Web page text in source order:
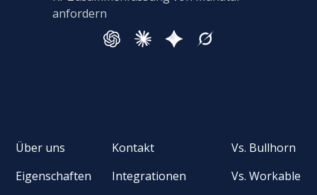
anfordern
Über uns
Eigenschaften
Kontakt
Integrationen
Vs. Bullhorn
Vs. Workable